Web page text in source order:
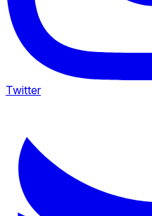
Twitter